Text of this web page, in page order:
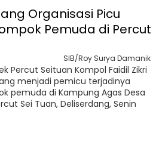
SIB/Roy Surya Damanik
Percut Seituan Kompol Faidil Zikri
menjadi pemicu terjadinya
pemuda di Kampung Agas Desa
Sei Tuan, Deliserdang, Senin